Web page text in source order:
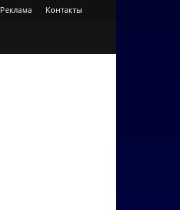
Реклама Контакты